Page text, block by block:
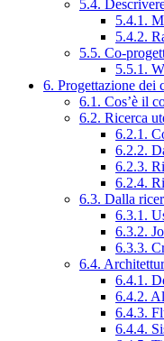
5.4.
5.4.1.
5.4.2.
5.5. Co-
5.5.1.
6. Progettazione dei
6.1. Cos’è il
6.2. Ricerca
6.2.1.
6.2.2.
6.2.3.
6.2.4.
6.3. Dalla
6.3.1.
6.3.2.
6.3.3.
6.4.
6.4.1.
6.4.2.
6.4.3.
6.4.4.